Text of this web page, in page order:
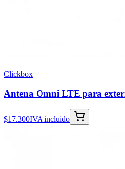
Clickbox
Antena Omni LTE para
$17.300IVA incluido